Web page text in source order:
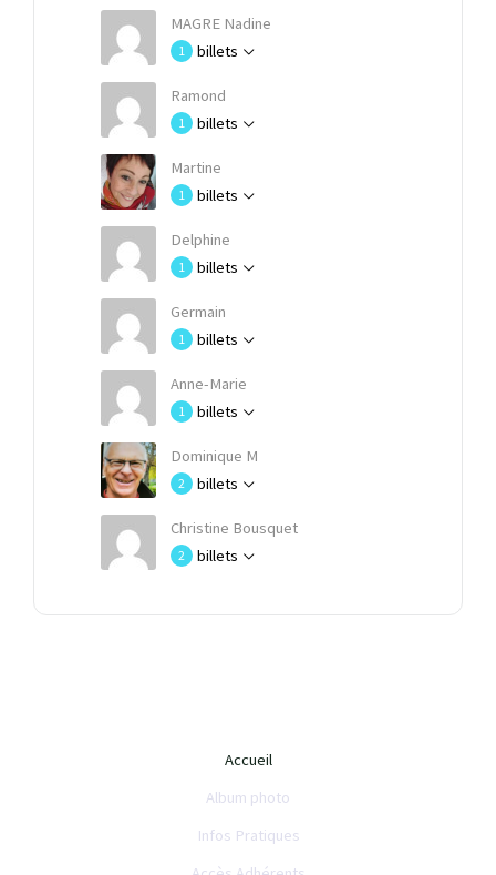
MAGRE Nadine
1 billets
Ramond
1 billets
Martine
1 billets
Delphine
1 billets
Germain
1 billets
Anne-Marie
1 billets
Dominique M
2 billets
Christine Bousquet
2 billets
Accueil
Album photo
Infos Pratiques